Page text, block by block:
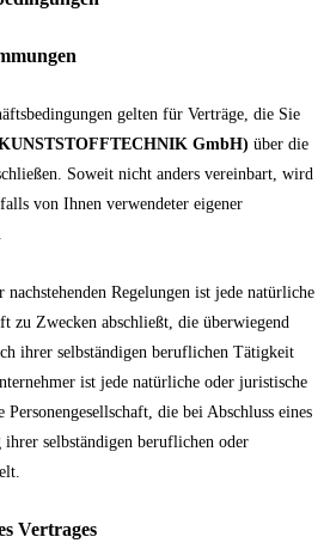
gelten für Verträge, die Sie
GmbH) über die
Soweit nicht anders vereinbart, wird
von Ihnen verwendeter eigener
Regelungen ist jede natürliche
zu Zwecken abschließt, die überwiegend
ihrer selbständigen beruflichen Tätigkeit
ist jede natürliche oder juristische
Personengesellschaft, die bei Abschluss eines
ihrer selbständigen beruflichen oder
Vertrages